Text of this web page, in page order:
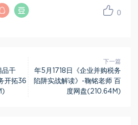
0
品干
开拓36
下一篇
年5月1718日《企业并购税务
陷阱实战解读》-鞠铭老师 百
度网盘(210.64M)